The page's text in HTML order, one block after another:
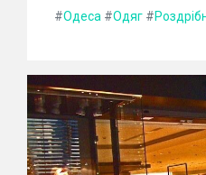
#Одеса #Одяг #